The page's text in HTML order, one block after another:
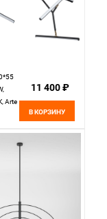
Arte
11 400 ₽
В КОРЗИНУ